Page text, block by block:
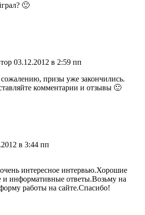
🙂
03.12.2012 в 2:59 пп
сожалению, призы уже закончились.
комментарии и отзывы 🙂
в 3:44 пп
интересное интервью.Хорошие
информативные ответы.Возьму на
работы на сайте.Спасибо!